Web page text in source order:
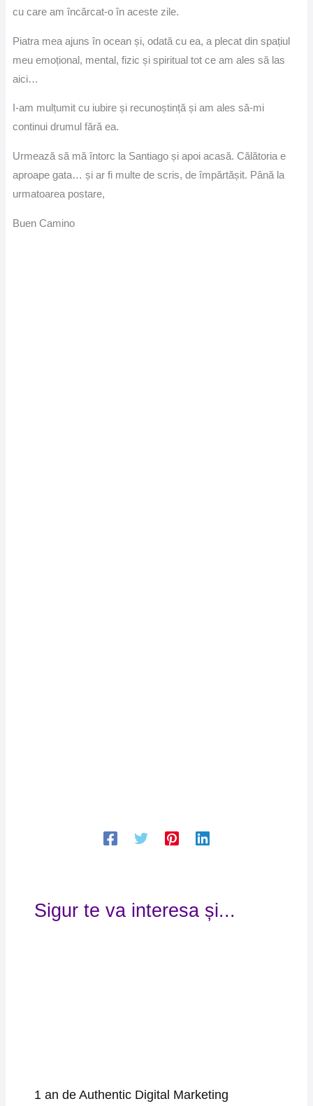
cu care am încărcat-o în aceste zile.
Piatra mea ajuns în ocean și, odată cu ea, a plecat din spațiul
meu emoțional, mental, fizic și spiritual tot ce am ales să las
aici…
I-am mulțumit cu iubire și recunoștință și am ales să-mi
continui drumul fără ea.
Urmează să mă întorc la Santiago și apoi acasă. Călătoria e
aproape gata… și ar fi multe de scris, de împărtășit. Până la
urmatoarea postare,
Buen Camino
Sigur te va interesa și...
1 an de Authentic Digital Marketing